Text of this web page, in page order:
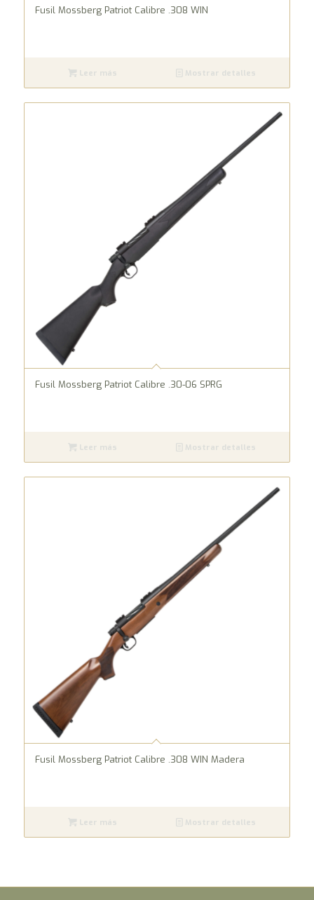
Fusil Mossberg Patriot Calibre .308 WIN
Leer más Mostrar detalles
Fusil Mossberg Patriot Calibre .30-06 SPRG
Leer más Mostrar detalles
Fusil Mossberg Patriot Calibre .308 WIN Madera
Leer más Mostrar detalles